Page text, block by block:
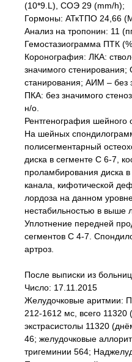
(10*9.L), СОЭ 29 (mm/h);
Гормоны: АТкТПО 24,66
Анализ на тропонин: 11
Гемостазиограмма ПТК
Коронография: ЛКА:
значимого стенирования;
станирования; АИМ – без
ПКА: без значимого
н/о.
Рентгенография шейного
На шейных
полисегментарный
диска в сегменте С 6-7,
проламбирования диска
канала, кифотической
лордоза на данном
нестабильностью в выше
Уплотнение передней
сегментов С 4-7.
артроз.
После выписки из
Число: 17.11.2015
Желудочковые аритмии:
212-1612 мс, всего
экстрасистолы 11320
46; желудочковые
тригеминии 564;